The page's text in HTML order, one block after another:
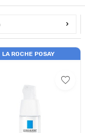
LA ROCHE POSAY